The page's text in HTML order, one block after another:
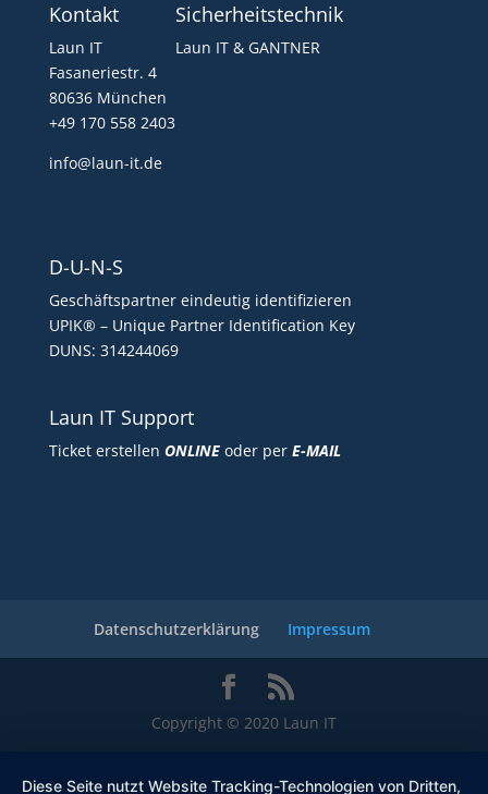
Kontakt
Laun IT
Fasaneriestr. 4
80636 München
+49 170 558 2403
info@laun-it.de
Sicherheitstechnik
Laun IT & GANTNER
D-U-N-S
Geschäftspartner eindeutig identifizieren
UPIK® – Unique Partner Identification Key
DUNS: 314244069
Laun IT Support
Ticket erstellen ONLINEoder per E-MAIL
Datenschutzerklärung Impressum
Copyright © 2020 Laun IT
Diese Seite nutzt Website Tracking-Technologien von Dritten,